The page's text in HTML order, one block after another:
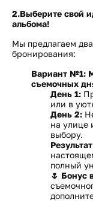
2.Выберите свой
альбома!
Мы предлагаем
бронирования:
Вариант №1:
съемочных
День 1:
или в
День 2:
на улице
выбору.
полный
🌷 Бонус